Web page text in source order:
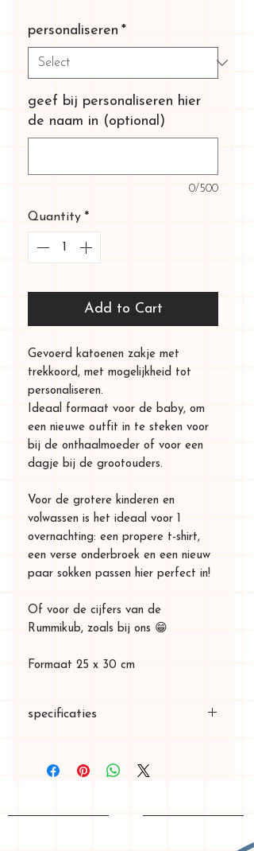
personaliseren *
geef bij personaliseren hier
de naam in (optional)
0/500
Quantity *
Add to Cart
Gevoerd katoenen zakje met
trekkoord, met mogelijkheid tot
personaliseren.
Ideaal formaat voor de baby, om
een nieuwe outfit in te steken voor
bij de onthaalmoeder of voor een
dagje bij de grootouders.
Voor de grotere kinderen en
volwassen is het ideaal voor 1
overnachting: een propere t-shirt,
een verse onderbroek en een nieuw
paar sokken passen hier perfect in!
Of voor de cijfers van de
Rummikub, zoals bij ons 😁
Formaat 25 x 30 cm
specificaties
wasbaar op 30°